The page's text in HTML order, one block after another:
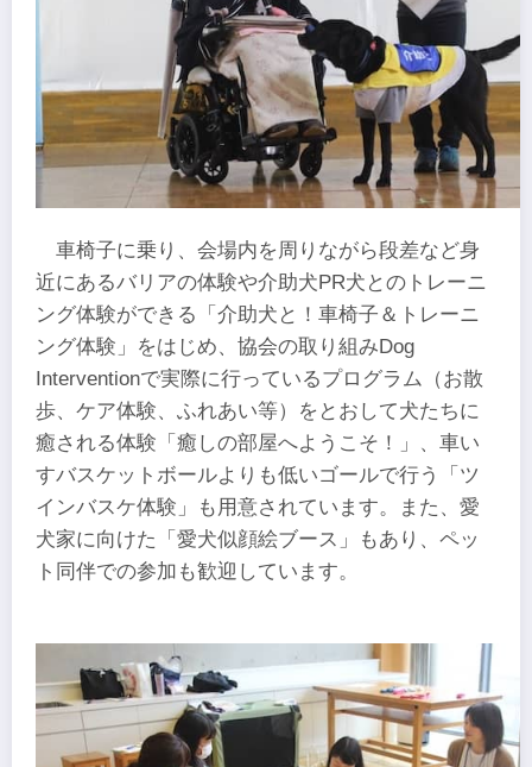
車椅子に乗り、会場内を周りながら段差など身
近にあるバリアの体験や介助犬PR犬とのトレーニ
ング体験ができる「介助犬と！車椅子＆トレーニ
ング体験」をはじめ、協会の取り組みDog
Interventionで実際に行っているプログラム（お散
歩、ケア体験、ふれあい等）をとおして犬たちに
癒される体験「癒しの部屋へようこそ！」、車い
すバスケットボールよりも低いゴールで行う「ツ
インバスケ体験」も用意されています。また、愛
犬家に向けた「愛犬似顔絵ブース」もあり、ペッ
ト同伴での参加も歓迎しています。